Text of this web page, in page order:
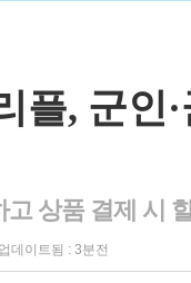
플, 군인
상품 결제 시
데이트됨 : 3분전